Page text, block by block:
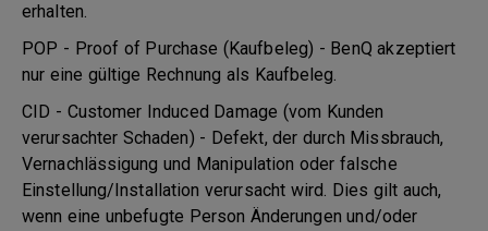
erhalten.
POP - Proof of Purchase (Kaufbeleg) - BenQ akzeptiert
nur eine gültige Rechnung als Kaufbeleg.
CID - Customer Induced Damage (vom Kunden
verursachter Schaden) - Defekt, der durch Missbrauch,
Vernachlässigung und Manipulation oder falsche
Einstellung/Installation verursacht wird. Dies gilt auch,
wenn eine unbefugte Person Änderungen und/oder